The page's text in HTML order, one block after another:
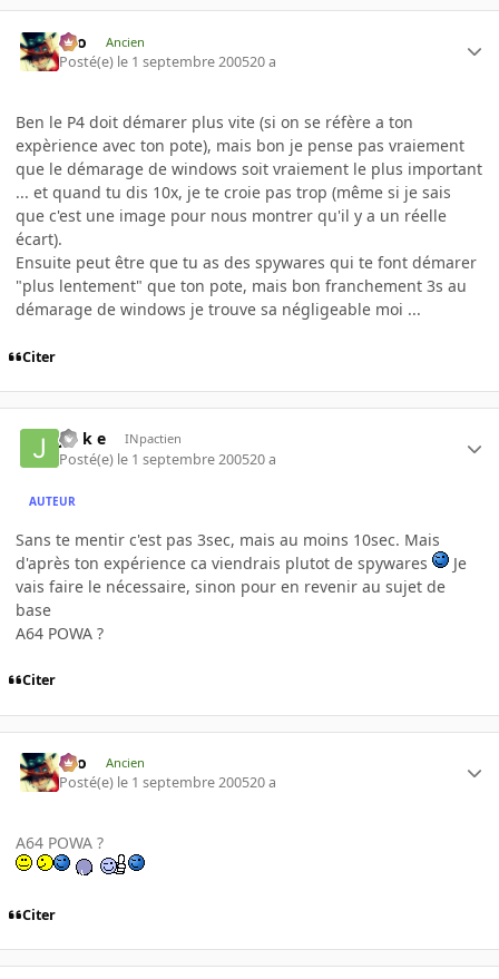
eYo Ancien
Posté(e) le 1 septembre 200520 a
Ben le P4 doit démarer plus vite (si on se réfère a ton
expèrience avec ton pote), mais bon je pense pas vraiement
que le démarage de windows soit vraiement le plus important
... et quand tu dis 10x, je te croie pas trop (même si je sais
que c'est une image pour nous montrer qu'il y a un réelle
écart).
Ensuite peut être que tu as des spywares qui te font démarer
"plus lentement" que ton pote, mais bon franchement 3s au
démarage de windows je trouve sa négligeable moi ...
Citer
j o k e INpactien
Posté(e) le 1 septembre 200520 a
AUTEUR
Sans te mentir c'est pas 3sec, mais au moins 10sec. Mais
d'après ton expérience ca viendrais plutot de spywares
Je
vais faire le nécessaire, sinon pour en revenir au sujet de
base
A64 POWA ?
Citer
eYo Ancien
Posté(e) le 1 septembre 200520 a
A64 POWA ?
Citer